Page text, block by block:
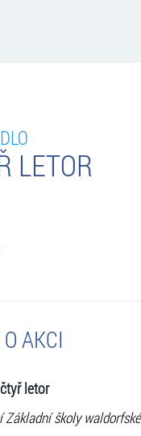
LETOR
AKCI
letor
školy